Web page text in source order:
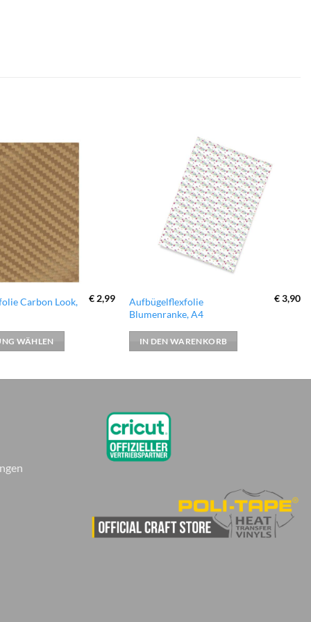
zur
Wunschliste
hinzufügen
Carbon Look,
€ 2,99
WÄHLEN
zur
Wunschliste
hinzufügen
Aufbügelflexfolie
Blumenranke, A4
€3,90
IN DEN WARENKORB